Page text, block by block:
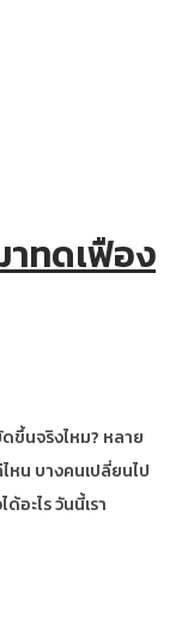
ทดเฟือง
ขึ้นจริงไหม? หลาย
หน บางคนเปลี่ยนไป
อะไร วันนี้เรา